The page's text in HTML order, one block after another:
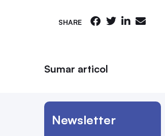
SHARE
Sumar articol
Newsletter